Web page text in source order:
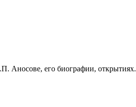
Аносове, его биографии, открытиях.